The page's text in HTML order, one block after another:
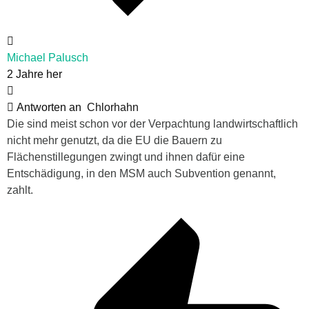
Michael Palusch
2 Jahre her
Antworten an Chlorhahn
Die sind meist schon vor der Verpachtung landwirtschaftlich
nicht mehr genutzt, da die EU die Bauern zu
Flächenstillegungen zwingt und ihnen dafür eine
Entschädigung, in den MSM auch Subvention genannt,
zahlt.